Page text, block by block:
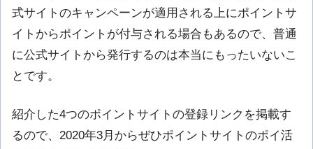
式サイトのキャンペーンが適用される上にポイントサ
イトからポイントが付与される場合もあるので、普通
に公式サイトから発行するのは本当にもったいないこ
とです。
紹介した4つのポイントサイトの登録リンクを掲載す
るので、2020年3月からぜひポイントサイトのポイ活